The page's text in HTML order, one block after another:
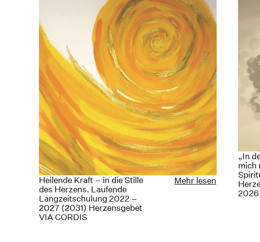
Heilende Kraft – in die Stille
des Herzens. Laufende
Langzeitschulung 2022 –
2027 (2031) Herzensgebet
VIA CORDIS
Mehr lesen
„In
mich